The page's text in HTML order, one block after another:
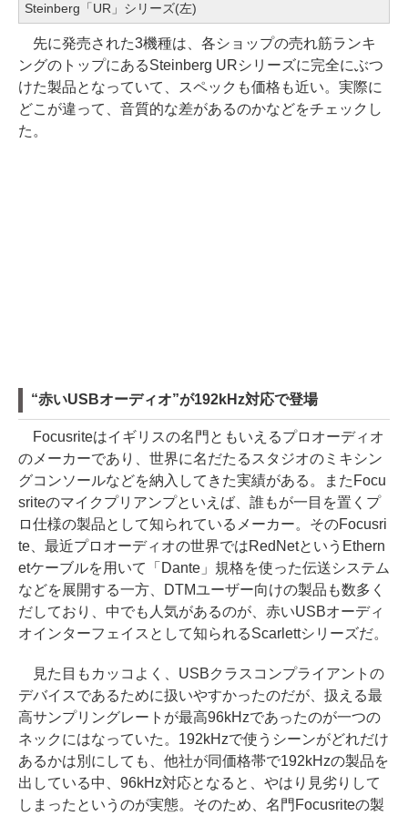
Steinberg「UR」シリーズ(左)
先に発売された3機種は、各ショップの売れ筋ランキ
ングのトップにあるSteinberg URシリーズに完全にぶつ
けた製品となっていて、スペックも価格も近い。実際に
どこが違って、音質的な差があるのかなどをチェックし
た。
“赤いUSBオーディオ”が192kHz対応で登場
Focusriteはイギリスの名門ともいえるプロオーディオ
のメーカーであり、世界に名だたるスタジオのミキシン
グコンソールなどを納入してきた実績がある。またFocu
sriteのマイクプリアンプといえば、誰もが一目を置くプ
ロ仕様の製品として知られているメーカー。そのFocusri
te、最近プロオーディオの世界ではRedNetというEthern
etケーブルを用いて「Dante」規格を使った伝送システム
などを展開する一方、DTMユーザー向けの製品も数多く
だしており、中でも人気があるのが、赤いUSBオーディ
オインターフェイスとして知られるScarlettシリーズだ。
見た目もカッコよく、USBクラスコンプライアントの
デバイスであるために扱いやすかったのだが、扱える最
高サンプリングレートが最高96kHzであったのが一つの
ネックにはなっていた。192kHzで使うシーンがどれだけ
あるかは別にしても、他社が同価格帯で192kHzの製品を
出している中、96kHz対応となると、やはり見劣りして
しまったというのが実態。そのため、名門Focusriteの製